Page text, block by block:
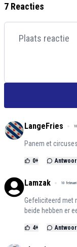
7 Reacties
LangeFries
Panem et circuses.
0+
Lamzak 10
Gefeliciteerd met
beide hebben er
4+